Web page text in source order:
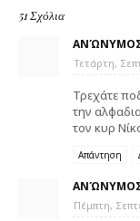
51 Σχόλια
Τετάρτη,
Τρεχάτε
την
τον κυρ
Απάντηση
Πέμπτη,